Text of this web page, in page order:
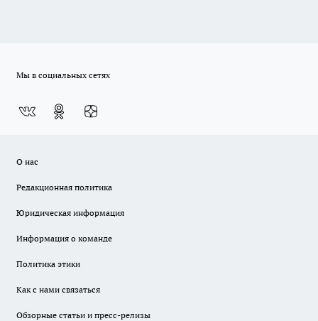
Мы в социальных сетях
О нас
Редакционная политика
Юридическая информация
Информация о команде
Политика этики
Как с нами связаться
Обзорные статьи и пресс-релизы